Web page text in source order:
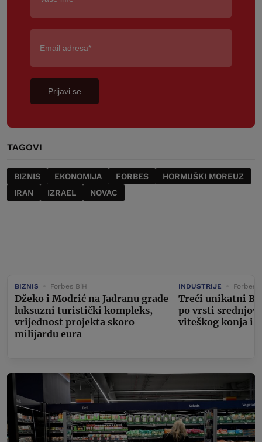
Prijavi se
TAGOVI
BIZNIS EKONOMIJA FORBES
HORMUŠKI MOREUZ
IRAN
IZRAEL NOVAC
BIZNIS Forbes BiH
Džeko i Modrić na Jadranu grade
luksuzni turistički kompleks,
vrijednost projekta skoro
milijardu eura
INDUSTRIJE Forbes
Treći unikatni
po vrsti
viteškog konja i